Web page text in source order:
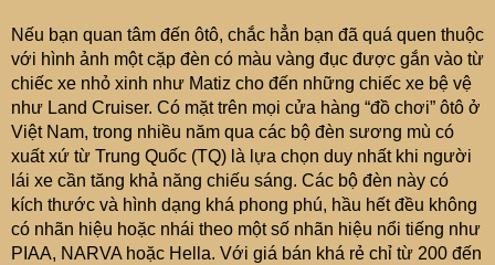
Nếu bạn quan tâm đến ôtô, chắc hẳn bạn đã quá quen thuộc
với hình ảnh một cặp đèn có màu vàng đục được gắn vào từ
chiếc xe nhỏ xinh như Matiz cho đến những chiếc xe bệ vệ
như Land Cruiser. Có mặt trên mọi cửa hàng “đồ chơi” ôtô ở
Việt Nam, trong nhiều năm qua các bộ đèn sương mù có
xuất xứ từ Trung Quốc (TQ) là lựa chọn duy nhất khi người
lái xe cần tăng khả năng chiếu sáng. Các bộ đèn này có
kích thước và hình dạng khá phong phú, hầu hết đều không
có nhãn hiệu hoặc nhái theo một số nhãn hiệu nổi tiếng như
PIAA, NARVA hoặc Hella. Với giá bán khá rẻ chỉ từ 200 đến